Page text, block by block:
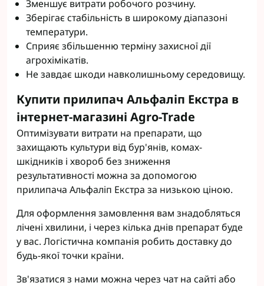
Зменшує витрати робочого розчину.
Зберігає стабільність в широкому діапазоні
температури.
Сприяє збільшенню терміну захисної дії
агрохімікатів.
Не завдає шкоди навколишньому середовищу.
Купити прилипач Альфаліп Екстра в
інтернет-магазині Agro-Trade
Оптимізувати витрати на препарати, що
захищають культури від бур'янів, комах-
шкідників і хвороб без зниження
результативності можна за допомогою
прилипача Альфаліп Екстра за низькою ціною.
Для оформлення замовлення вам знадобляться
лічені хвилини, і через кілька днів препарат буде
у вас. Логістична компанія робить доставку до
будь-якої точки країни.
Зв'язатися з нами можна через чат на сайті або